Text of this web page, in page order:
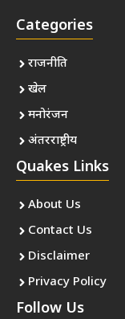
Categories
राजनीति
खेल
मनोरंजन
अंतरराष्ट्रीय
Quakes Links
About Us
Contact Us
Disclaimer
Privacy Policy
Follow Us